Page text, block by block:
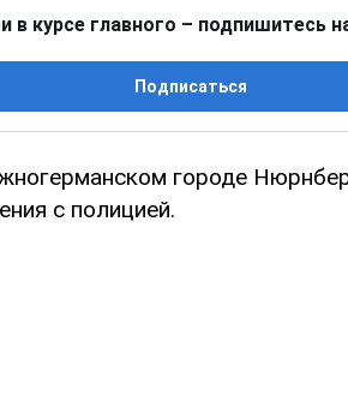
в курсе главного – подпишитесь
Подписаться
городе
с полицией.